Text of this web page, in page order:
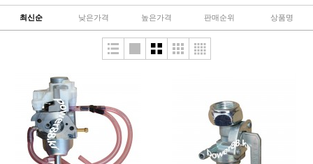
최신순 낮은가격 높은가격 판매순위 상품명